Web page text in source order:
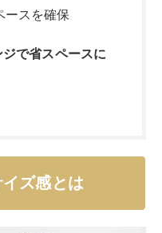
ースを確保
で省スペースに
ズ感とは